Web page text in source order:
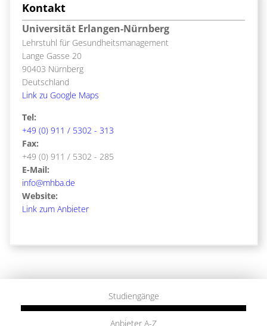
Kontakt
Universität Erlangen-Nürnberg
Lehrstuhl für Gesundheitsmanagement
Lange Gasse 20
90403 Nürnberg
Deutschland
Link zu Google Maps
Tel:
+49 (0) 911 / 5302 - 313
Fax:
+49 (0) 911 / 5302 - 285
E-Mail:
info@mhba.de
Website:
Link zum Anbieter
Studiengänge
Anbieter A-Z